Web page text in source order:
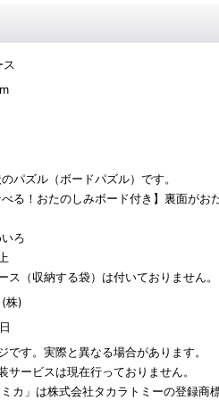
パズル（ボードパズル）です。
べる！おたのしみボード付き】裏面がお
ろ
ス（収納する袋）は付いておりません。
株)
です。実際と異なる場合があります。
サービスは現在行っておりません。
」は株式会社タカラトミーの登録商標